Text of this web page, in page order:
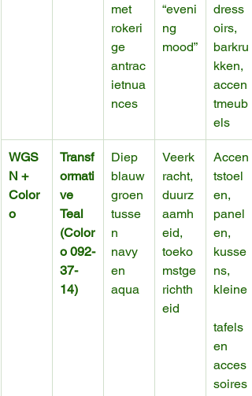
met
rokeri
ge
antrac
ietnua
nces
“eveni
ng
mood”
dress
oirs,
barkru
kken,
accen
tmeub
els
WGS
N +
Color
o
Transf
ormati
ve
Teal
(Color
o 092-
37-
14)
Diep
blauw
groen
tusse
n
navy
en
aqua
Veerk
racht,
duurz
aamh
eid,
toeko
mstge
richth
eid
Accen
tstoel
en,
panel
en,
kusse
ns,
kleine
tafels
en
acces
soires